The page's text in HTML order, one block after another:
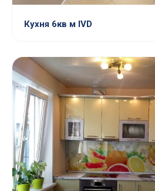
Кухня 6кв м IVD